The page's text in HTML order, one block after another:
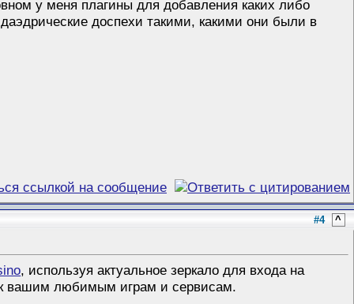
у меня плагины для добавления каких либо
доспехи такими, какими они были в
#4 ^
, используя актуальное зеркало для входа на
вашим любимым играм и сервисам.